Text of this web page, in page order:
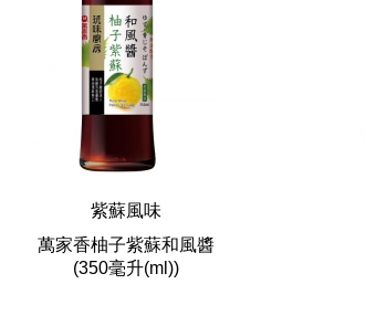
紫蘇風味
萬家香柚子紫蘇和風醬
(350毫升(ml))